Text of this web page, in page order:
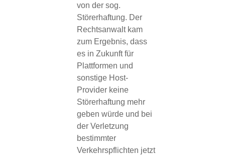
von der sog.
Störerhaftung. Der
Rechtsanwalt kam
zum Ergebnis, dass
es in Zukunft für
Plattformen und
sonstige Host-
Provider keine
Störerhaftung mehr
geben würde und bei
der Verletzung
bestimmter
Verkehrspflichten jetzt